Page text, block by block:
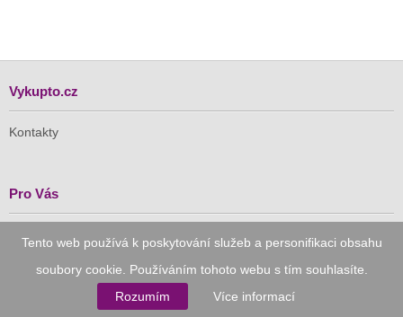
Tento web používá k poskytování služeb a personifikaci obsahu
soubory cookie. Používáním tohoto webu s tím souhlasíte.
Rozumím
Více informací
Vykupto.cz
Kontakty
Pro Vás
Důvěryhodný nákup